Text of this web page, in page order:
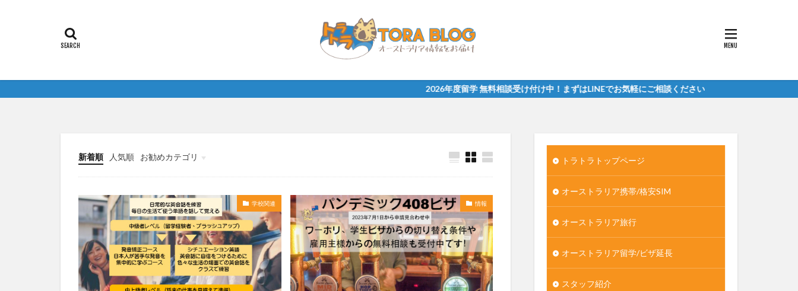
2026年度留学 無料相談受け付け中！まずはLINEでお気軽にご相談ください
新着順 人気順
お勧めカテゴリ
未分類
学校関連 情報
トラトラトップページ
オーストラリア携帯/格安SIM
オーストラリア旅行
オーストラリア留学/ビザ延長
スタッフ紹介